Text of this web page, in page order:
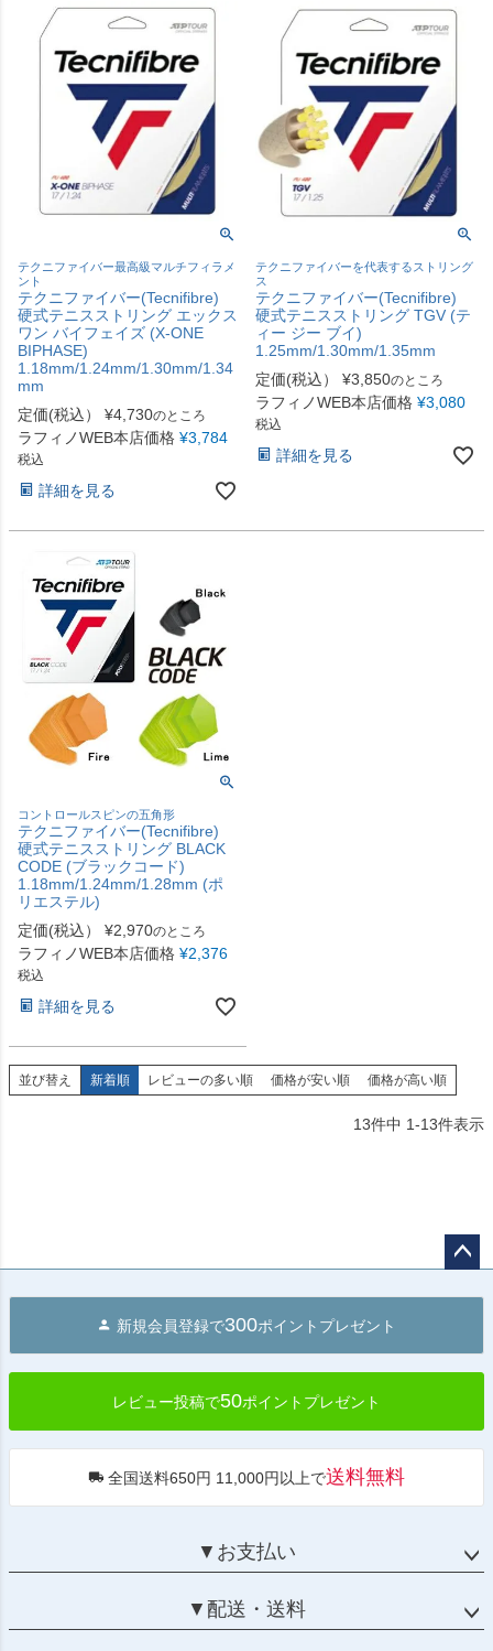
テクニファイバー最高級マルチフィラメ
ント
テクニファイバー(Tecnifibre)
硬式テニスストリング エックス
ワン バイフェイズ (X-ONE
BIPHASE)
1.18mm/1.24mm/1.30mm/1.34
mm
定価(税込）
¥4,730のところ
ラフィノWEB本店価格 ¥3,784
税込
詳細を見る
テクニファイバーを代表するストリング
ス
テクニファイバー(Tecnifibre)
硬式テニスストリング TGV (テ
ィー ジー ブイ)
1.25mm/1.30mm/1.35mm
定価(税込）
¥3,850のところ
ラフィノWEB本店価格 ¥3,080
税込
詳細を見る
コントロールスピンの五角形
テクニファイバー(Tecnifibre)
硬式テニスストリング BLACK
CODE (ブラックコード)
1.18mm/1.24mm/1.28mm (ポ
リエステル)
定価(税込）
¥2,970のところ
ラフィノWEB本店価格 ¥2,376
税込
詳細を見る
並び替え 新着順 レビューの多い順 価格が安い順 価格が高い順
13件中 1-13件表示
へ
新規会員登録で300ポイントプレゼント
レビュー投稿で50ポイントプレゼント
全国送料650円 11,000円以上で送料無料
▼お支払い
▼配送・送料